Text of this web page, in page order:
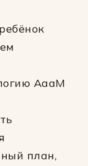
АааМ
план,